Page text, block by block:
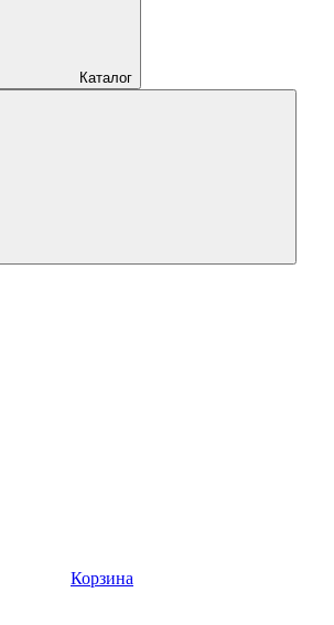
Каталог
Корзина